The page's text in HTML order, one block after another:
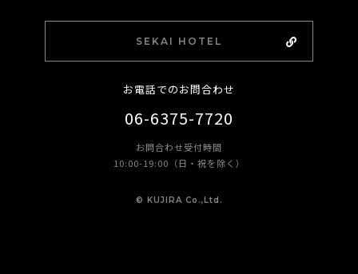
SEKAI HOTEL
お電話でのお問合わせ
06-6375-7720
お問合わせ受付時間
10:00-19:00（日・祝を除く）
©︎ KUJIRA Co.,Ltd.